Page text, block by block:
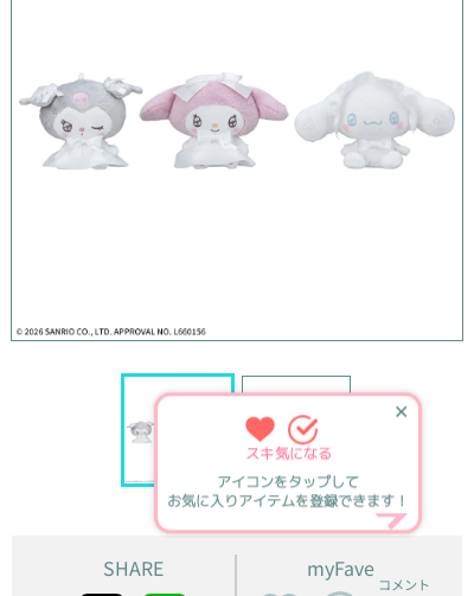
✕
スキ気になる
アイコンをタップして
お気に入りアイテムを登録できます！
SHARE myFave
コメント